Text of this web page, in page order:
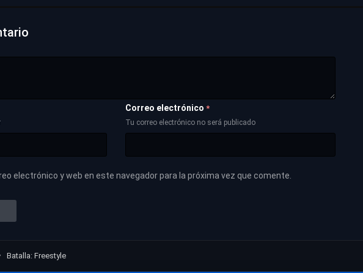
Correo electrónico *
Tu correo electrónico no será publicado
electrónico y web en este navegador para la próxima vez que comente.
Batalla: Freestyle